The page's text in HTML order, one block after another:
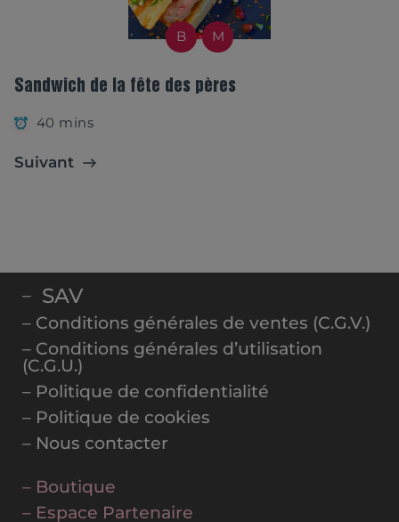
B M
Sandwich de la fête des pères
40 mins
Suivant
– SAV
– Conditions générales de ventes (C.G.V.)
– Conditions générales d’utilisation
(C.G.U.)
– Politique de confidentialité
– Politique de cookies
– Nous contacter
– Boutique
– Espace Partenaire